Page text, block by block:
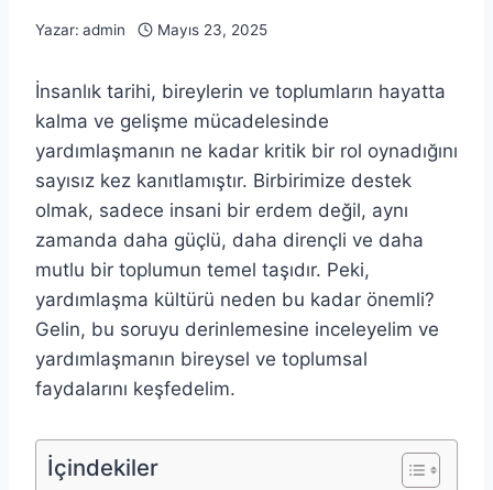
Yazar: admin Mayıs 23, 2025
İnsanlık tarihi, bireylerin ve toplumların hayatta
kalma ve gelişme mücadelesinde
yardımlaşmanın ne kadar kritik bir rol oynadığını
sayısız kez kanıtlamıştır. Birbirimize destek
olmak, sadece insani bir erdem değil, aynı
zamanda daha güçlü, daha dirençli ve daha
mutlu bir toplumun temel taşıdır. Peki,
yardımlaşma kültürü neden bu kadar önemli?
Gelin, bu soruyu derinlemesine inceleyelim ve
yardımlaşmanın bireysel ve toplumsal
faydalarını keşfedelim.
İçindekiler